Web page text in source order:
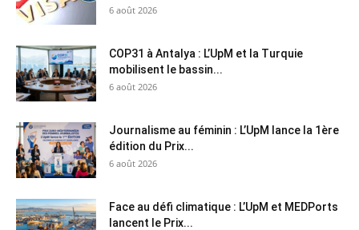
6 août 2026
COP31 à Antalya : L’UpM et la Turquie
mobilisent le bassin...
6 août 2026
Journalisme au féminin : L’UpM lance la 1ère
édition du Prix...
6 août 2026
Face au défi climatique : L’UpM et MEDPorts
lancent le Prix...